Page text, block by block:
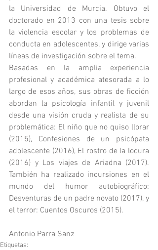
la Universidad de Murcia. Obtuvo el
doctorado en 2013 con una tesis sobre
la violencia escolar y los problemas de
conducta en adolescentes, y dirige varias
líneas de investigación sobre el tema.
Basadas en la amplia experiencia
profesional y académica atesorada a lo
largo de esos años, sus obras de ficción
abordan la psicología infantil y juvenil
desde una visión cruda y realista de su
problemática: El niño que no quiso llorar
(2015), Confesiones de un psicópata
adolescente (2016), El rostro de la locura
(2016) y Los viajes de Ariadna (2017).
También ha realizado incursiones en el
mundo del humor autobiográfico:
Desventuras de un padre novato (2017), y
el terror: Cuentos Oscuros (2015).
Antonio Parra Sanz
Etiquetas: